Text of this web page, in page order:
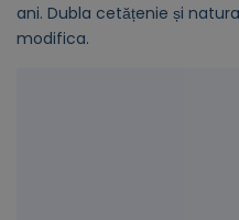
ani. Dubla cetățenie și
modifica.